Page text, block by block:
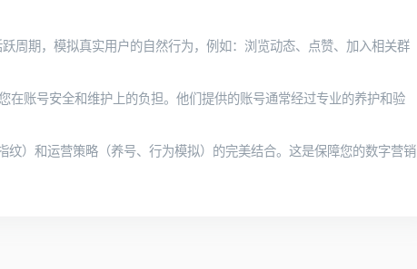
周期，模拟真实用户的自然行为，例如：浏览动态、点赞、加入相关群
在账号安全和维护上的负担。他们提供的账号通常经过专业的养护和验
）和运营策略（养号、行为模拟）的完美结合。这是保障您的数字营销